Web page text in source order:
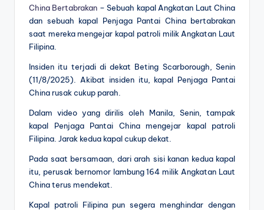
China Bertabrakan – Sebuah kapal Angkatan Laut China
dan sebuah kapal Penjaga Pantai China bertabrakan
saat mereka mengejar kapal patroli milik Angkatan Laut
Filipina.
Insiden itu terjadi di dekat Beting Scarborough, Senin
(11/8/2025). Akibat insiden itu, kapal Penjaga Pantai
China rusak cukup parah.
Dalam video yang dirilis oleh Manila, Senin, tampak
kapal Penjaga Pantai China mengejar kapal patroli
Filipina. Jarak kedua kapal cukup dekat.
Pada saat bersamaan, dari arah sisi kanan kedua kapal
itu, perusak bernomor lambung 164 milik Angkatan Laut
China terus mendekat.
Kapal patroli Filipina pun segera menghindar dengan